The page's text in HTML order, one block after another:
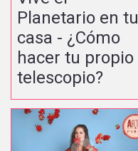
Planetario en tu
casa - ¿Cómo
hacer tu propio
telescopio?